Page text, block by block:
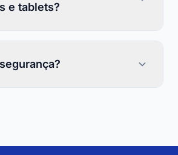
e tablets?